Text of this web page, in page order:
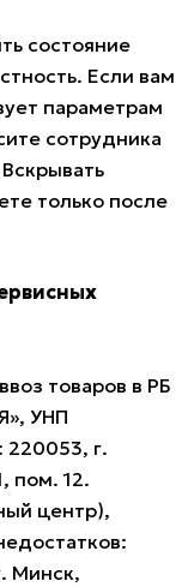
состояние
Если вам
параметрам
сотрудника
только после
товаров в РБ
УНП
г.
пом. 12.
центр),
Минск,